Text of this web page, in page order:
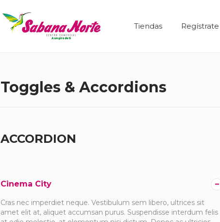
Tiendas Regístrate
Toggles & Accordions
ACCORDION
Cinema City
Cras nec imperdiet neque. Vestibulum sem libero, ultrices sit
amet elit at, aliquet accumsan purus. Suspendisse interdum felis